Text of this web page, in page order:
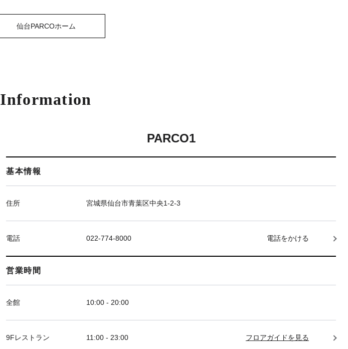
仙台PARCOホーム
Information
PARCO1
基本情報
住所 宮城県仙台市青葉区中央1-2-3
電話 022-774-8000 電話をかける
営業時間
全館 10:00 - 20:00
9Fレストラン 11:00 - 23:00 フロアガイドを見る